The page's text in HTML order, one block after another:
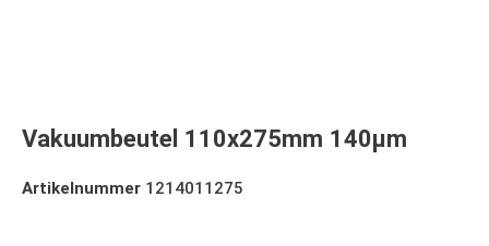
Vakuumbeutel 110x275mm 140µm
Artikelnummer 1214011275